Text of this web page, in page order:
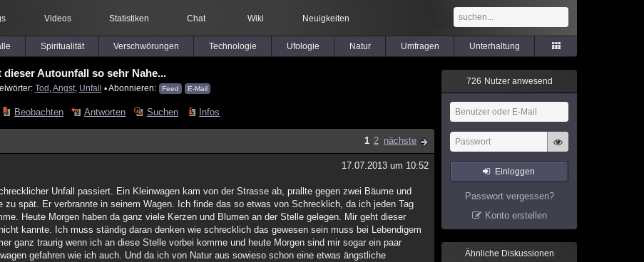
Videos Statistiken Chat Wiki Neuigkeiten
Spiritualität Verschwörungen Technologie Ufologie Natur Umfragen Unterhaltung
dieser Autounfall so sehr Nahe...
Tod Angst, Unfall ▪ Abonnieren: Feed E-Mail
Beobachten Antworten Suchen Infos
1 2 nächste
17.07.2013 um 10:52
Unfall passiert. Ein Kleinwagen kam von der Strasse ab, prallte gegen zwei Bäume und
zu spät. Er verbrannte in seinem Wagen. Ich finde das so etwas von Schrecklich, da ich jeden Tag
Heute Morgen haben da ganz viele Kerzen und Blumen an der Stelle gelegen. Mir geht dieser
kannte. Ich muss ständig daran denken wie schrecklich das gewesen sein muss bei Lebendigem
ganz traurig wenn ich an diese Stelle vorbei komme und heute Morgen sind mir sogar ein paar
gefahren wie ich auch. Und da ich von Natur aus sowieso schon eine etwas ängstliche
726 Nutzer anwesend
Einloggen
Passwort vergessen?
Konto erstellen
Ähnliche Diskussionen